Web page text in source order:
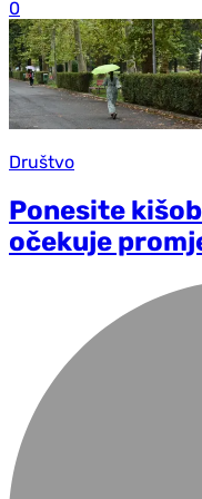
0
Društvo
Ponesite
očekuje